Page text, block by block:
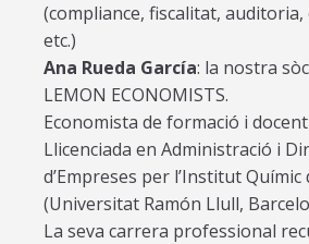
(compliance, fiscalitat,
etc.)
Ana Rueda García: la nostra
LEMON ECONOMISTS.
Economista de formació i
Llicenciada en Administració i
d’Empreses per l’Institut Químic
(Universitat Ramón Llull,
La seva carrera professional